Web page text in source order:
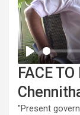
FACE
"Present